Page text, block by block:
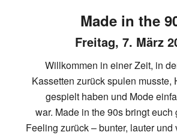
Made in the
Freitag, 7. März
Willkommen in einer Zeit, in
Kassetten zurück spulen musste,
gespielt haben und Mode
war. Made in the 90s bringt
Feeling zurück – bunter, lauter und